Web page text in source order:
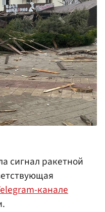
сигнал ракетной
канале